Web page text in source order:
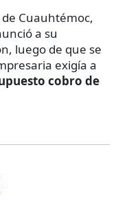
Cuauhtémoc,
a su
luego de que se
exigía a
cobro de